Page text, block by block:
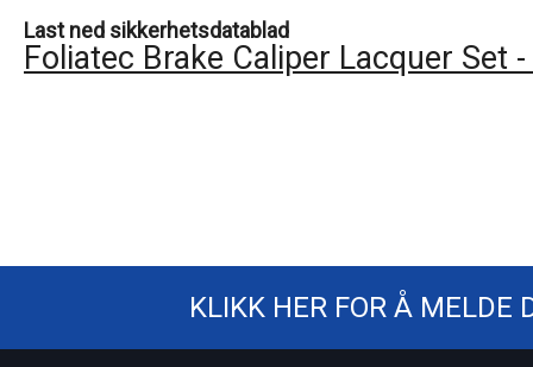
Last ned sikkerhetsdatablad
Foliatec Brake Caliper Lacquer Set
KLIKK HER FOR Å MELDE